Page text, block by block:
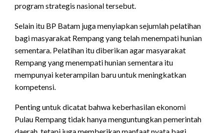
program strategis nasional tersebut.
Selain itu BP Batam juga menyiapkan sejumlah pelatihan
bagi masyarakat Rempang yang telah menempati hunian
sementara. Pelatihan itu diberikan agar masyarakat
Rempang yang menempati hunian sementara itu
mempunyai keterampilan baru untuk meningkatkan
kompetensi.
Penting untuk dicatat bahwa keberhasilan ekonomi
Pulau Rempang tidak hanya menguntungkan pemerintah